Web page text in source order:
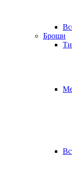
Броши